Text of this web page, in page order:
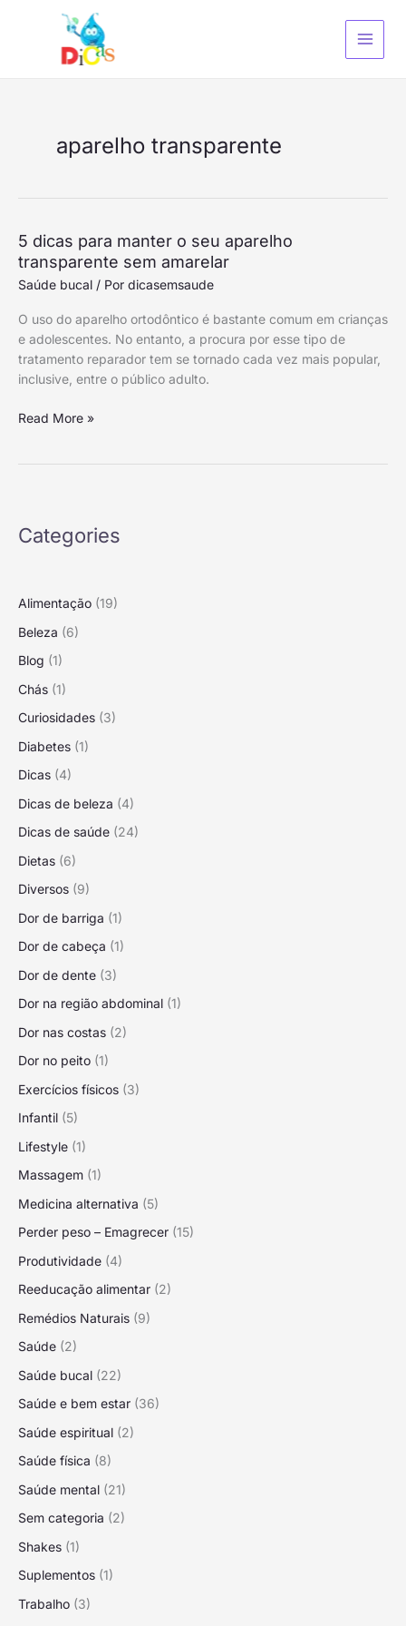
aparelho transparente
5 dicas para manter o seu aparelho
transparente sem amarelar
Saúde bucal / Por dicasemsaude
O uso do aparelho ortodôntico é bastante comum em crianças
e adolescentes. No entanto, a procura por esse tipo de
tratamento reparador tem se tornado cada vez mais popular,
inclusive, entre o público adulto.
5
dicas
para
o
seu
aparelho
transparente
amarelar
Read More »
Categories
Alimentação (19)
Beleza (6)
Blog (1)
Chás (1)
Curiosidades (3)
Diabetes (1)
Dicas (4)
Dicas de beleza (4)
Dicas de saúde (24)
Dietas (6)
Diversos (9)
Dor de barriga (1)
Dor de cabeça (1)
Dor de dente (3)
Dor na região abdominal (1)
Dor nas costas (2)
Dor no peito (1)
Exercícios físicos (3)
Infantil (5)
Lifestyle (1)
Massagem (1)
Medicina alternativa (5)
Perder peso – Emagrecer (15)
Produtividade (4)
Reeducação alimentar (2)
Remédios Naturais (9)
Saúde (2)
Saúde bucal (22)
Saúde e bem estar (36)
Saúde espiritual (2)
Saúde física (8)
Saúde mental (21)
Sem categoria (2)
Shakes (1)
Suplementos (1)
Trabalho (3)